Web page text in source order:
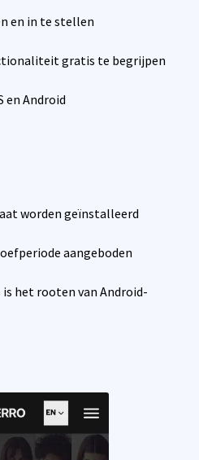
en in te stellen
gratis te begrijpen
en Android
worden geïnstalleerd
aangeboden
het rooten van Android-